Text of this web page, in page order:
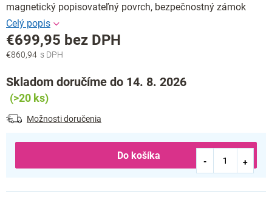
magnetický popisovateľný povrch, bezpečnostný zámok
€860,94
€699,95 bez DPH
Jednotková
Skladom doručíme do 14. 8. 2026
(>20 ks)
Možnosti doručenia
Do košíka